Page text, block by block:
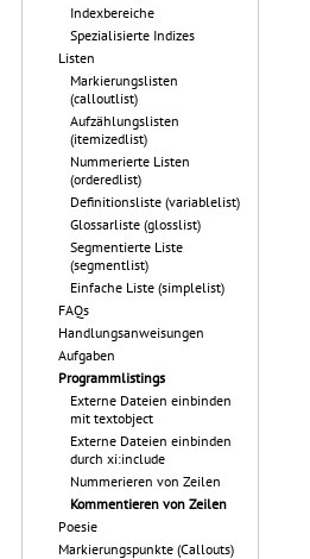
Indexbereiche
Spezialisierte Indizes
Listen
Markierungslisten
(calloutlist)
Aufzählungslisten
(itemizedlist)
Nummerierte Listen
(orderedlist)
Definitionsliste (variablelist)
Glossarliste (glosslist)
Segmentierte Liste
(segmentlist)
Einfache Liste (simplelist)
FAQs
Handlungsanweisungen
Aufgaben
Programmlistings
Externe Dateien einbinden
mit textobject
Externe Dateien einbinden
durch xi:include
Nummerieren von Zeilen
Kommentieren von Zeilen
Poesie
Markierungspunkte (Callouts)